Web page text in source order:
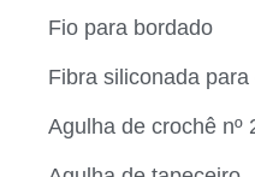
Fio para bordado
Fibra siliconada
Agulha de crochê nº